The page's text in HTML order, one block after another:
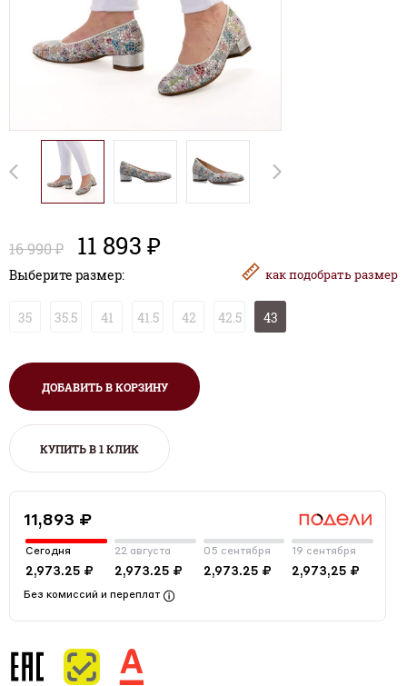
16 990 ₽ 11 893 ₽
Выберите размер: какподобрать размер
35 35.5 41 41.5 42 42.5 43
ДОБАВИТЬ В КОРЗИНУ
КУПИТЬ В 1 КЛИК
11,893 ₽
Сегодня
2,973.25 ₽
22 августа
2,973.25 ₽
05 сентября
2,973.25 ₽
19 сентября
2,973,25 ₽
Без комиссий и переплат